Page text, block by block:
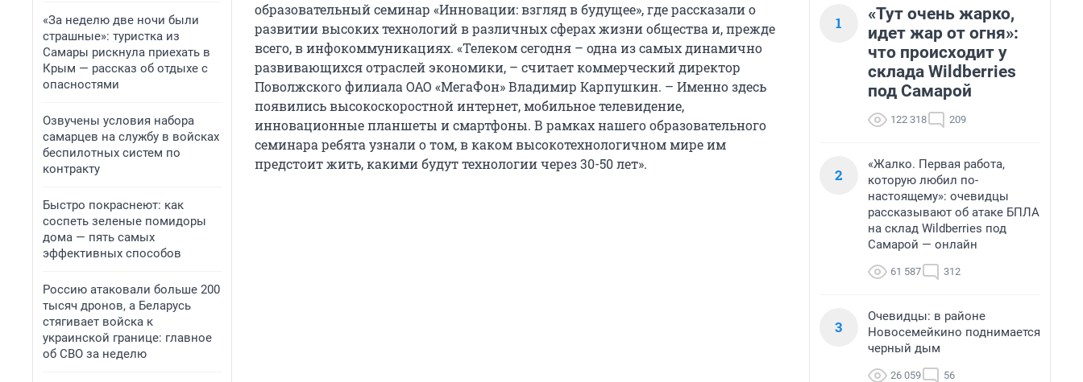
«За неделю две ночи были
страшные»: туристка из
Самары рискнула приехать в
Крым — рассказ об отдыхе с
опасностями
Озвучены условия набора
самарцев на службу в войсках
беспилотных систем по
контракту
Быстро покраснеют: как
соспеть зеленые помидоры
дома — пять самых
эффективных способов
Россию атаковали больше 200
тысяч дронов, а Беларусь
стягивает войска к
украинской границе: главное
об СВО за неделю
образовательный семинар «Инновации: взгляд в будущее», где рассказали о
развитии высоких технологий в различных сферах жизни общества и, прежде
всего, в инфокоммуникациях. «Телеком сегодня – одна из самых динамично
развивающихся отраслей экономики, – считает коммерческий директор
Поволжского филиала ОАО «МегаФон» Владимир Карпушкин. – Именно здесь
появились высокоскоростной интернет, мобильное телевидение,
инновационные планшеты и смартфоны. В рамках нашего образовательного
семинара ребята узнали о том, в каком высокотехнологичном мире им
предстоит жить, какими будут технологии через 30-50 лет».
1
«Тут очень жарко,
идет жар от огня»:
что происходит у
склада Wildberries
под Самарой
122 318 209
2
«Жалко. Первая работа,
которую любил по-
настоящему»: очевидцы
рассказывают об атаке БПЛА
на склад Wildberries под
Самарой — онлайн
61 587 312
3
Очевидцы: в районе
Новосемейкино поднимается
черный дым
26 059 56